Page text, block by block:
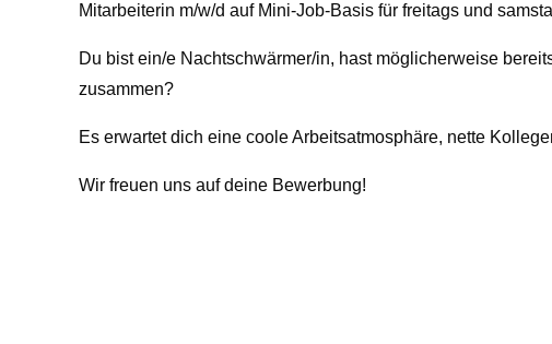
Mitarbeiterin m/w/d auf Mini-Job-Basis für freitags und
Du bist ein/e Nachtschwärmer/in, hast möglicherweise
zusammen?
Es erwartet dich eine coole Arbeitsatmosphäre, nette
Wir freuen uns auf deine Bewerbung!